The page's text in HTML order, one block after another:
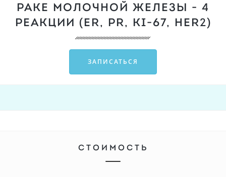
РАКЕ МОЛОЧНОЙ ЖЕЛЕЗЫ - 4
РЕАКЦИИ (ER, PR, KI-67, HER2)
ЗАПИСАТЬСЯ
СТОИМОСТЬ